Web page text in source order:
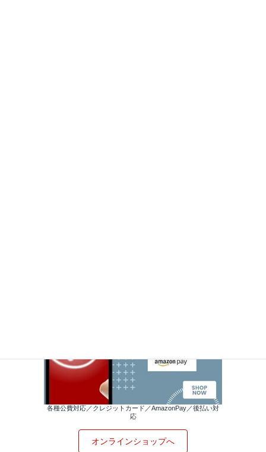
各種公費対応／クレジットカード／AmazonPay／後払い対
応
オンラインショップへ